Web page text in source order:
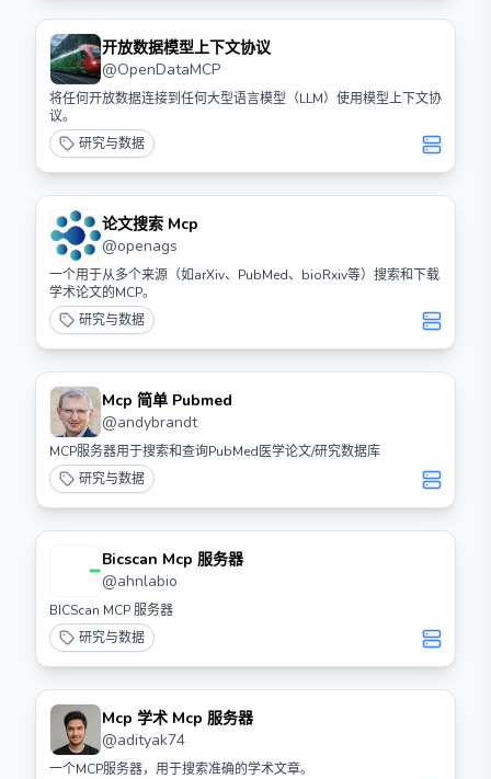
开放数据模型上下文协议
@OpenDataMCP
将任何开放数据连接到任何大型语言模型（LLM）使用模型上下文协
议。
研究与数据
论文搜索 Mcp
@openags
一个用于从多个来源（如arXiv、PubMed、bioRxiv等）搜索和下载
学术论文的MCP。
研究与数据
Mcp 简单 Pubmed
@andybrandt
MCP服务器用于搜索和查询PubMed医学论文/研究数据库
研究与数据
Bicscan Mcp 服务器
@ahnlabio
BICScan MCP 服务器
研究与数据
Mcp 学术 Mcp 服务器
@adityak74
一个MCP服务器，用于搜索准确的学术文章。